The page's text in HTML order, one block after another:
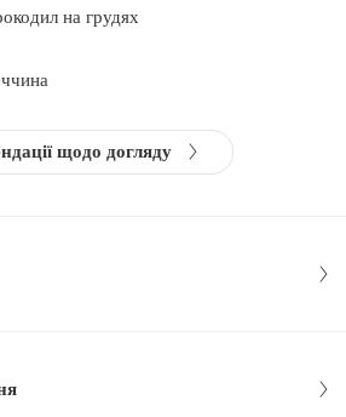
на грудях
щодо догляду